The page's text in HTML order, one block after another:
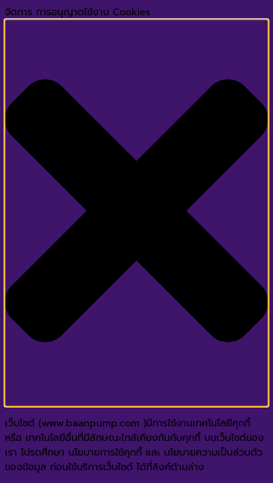
จัดการ การอนุญาตใช้งาน Cookies
เว็บไซต์ (www.baanpump.com )มีการใช้งานเทคโนโลยีคุกกี้
หรือ เทคโนโลยีอื่นที่มีลักษณะใกล้เคียงกันกับคุกกี้ บนเว็บไซต์ของ
เรา โปรดศึกษา นโยบายการใช้คุกกี้ และ นโยบายความเป็นส่วนตัว
ของข้อมูล ก่อนใช้บริการเว็บไซต์ ได้ที่ลิงค์ด้านล่าง